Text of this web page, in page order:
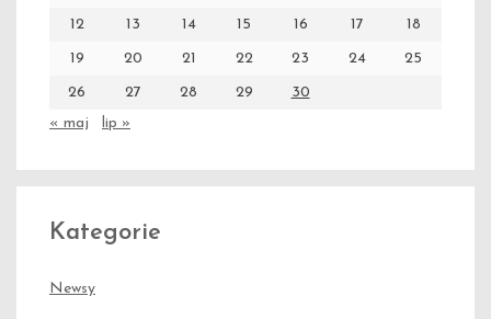
12 13 14 15 16 17 18
19 20 21 22 23 24 25
26 27 28 29
30
« maj
lip »
Kategorie
Newsy